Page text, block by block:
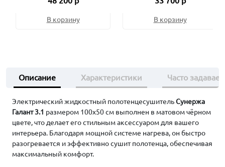
В корзину В корзину
Описание Характеристики Часто
Электрический жидкостный полотенцесушительСунержа
Галант 3.1 размером 100х50 см выполнен в матовом чёрном
цвете, что делает его стильным аксессуаром для вашего
интерьера. Благодаря мощной системе нагрева, он быстро
разогревается и эффективно сушит полотенца, обеспечивая
максимальный комфорт.